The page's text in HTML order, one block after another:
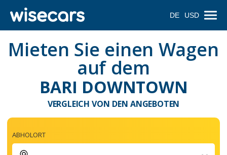
DE USD
Mieten Sie einen Wagen
auf dem
BARI DOWNTOWN
VERGLEICH VON DEN ANGEBOTEN
ABHOLORT